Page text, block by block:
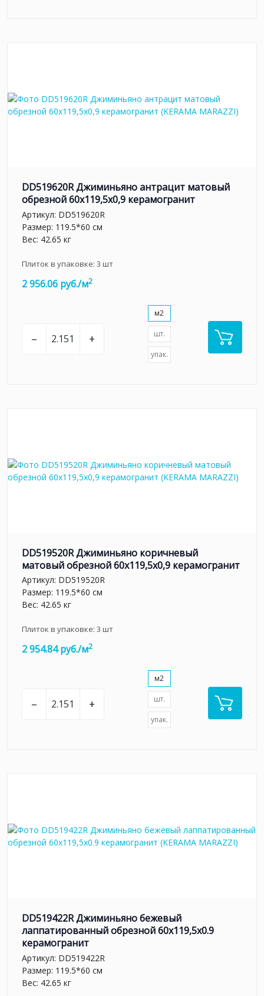
DD519620R Джиминьяно антрацит матовый
обрезной 60x119,5x0,9 керамогранит
Артикул: DD519620R
Размер: 119.5*60 см
Вес: 42.65 кг
Плиток в упаковке: 3 шт
2 956.06 руб./м2
– +
м2
шт.
упак.
DD519520R Джиминьяно коричневый
матовый обрезной 60х119,5x0,9 керамогранит
Артикул: DD519520R
Размер: 119.5*60 см
Вес: 42.65 кг
Плиток в упаковке: 3 шт
2 954.84 руб./м2
– +
м2
шт.
упак.
DD519422R Джиминьяно бежевый
лаппатированный обрезной 60x119,5x0.9
керамогранит
Артикул: DD519422R
Размер: 119.5*60 см
Вес: 42.65 кг